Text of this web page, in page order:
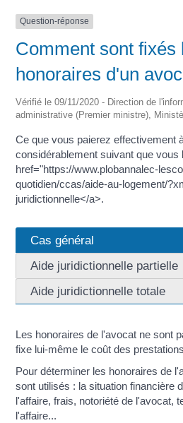
Question-réponse
Comment sont fixés
honoraires d'un
Vérifié le 09/11/2020 - Direction de
administrative (Premier ministre),
Ce que vous paierez effectivement
considérablement suivant que vous
href="https://www.plobannalec-
quotidien/ccas/aide-au-logement/
juridictionnelle</a>.
Cas général
Aide juridictionnelle partielle
Aide juridictionnelle totale
Les honoraires de l'avocat ne sont
fixe lui-même le coût des
Pour déterminer les honoraires de
sont utilisés : la situation financière
l'affaire, frais, notoriété de l'avocat,
l'affaire...